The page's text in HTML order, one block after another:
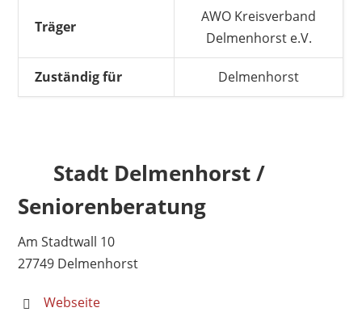
Träger
AWO Kreisverband
Delmenhorst e.V.
Zuständig für Delmenhorst
Stadt Delmenhorst /
Seniorenberatung
Am Stadtwall 10
27749 Delmenhorst
Webseite